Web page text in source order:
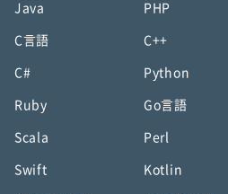
Java PHP
C言語 C++
C# Python
Ruby Go言語
Scala Perl
Swift Kotlin